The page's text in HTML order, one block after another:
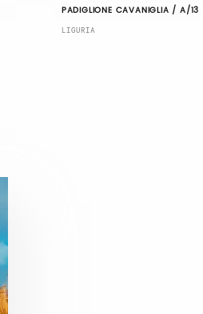
PADIGLIONE CAVANIGLIA / A/13
LIGURIA